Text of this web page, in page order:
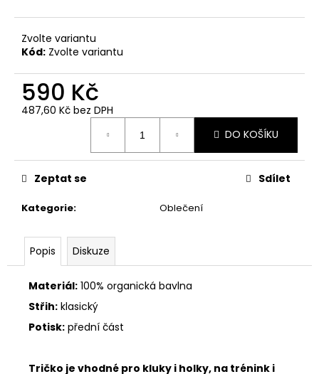
Zvolte variantu
Kód: Zvolte variantu
590 Kč
487,60 Kč bez DPH
DO KOŠÍKU
Kategorie: Oblečení
Zeptat se Sdílet
Popis Diskuze
Materiál: 100% organická bavlna
Střih: klasický
Potisk: přední část
Tričko je vhodné pro kluky i holky, na trénink i